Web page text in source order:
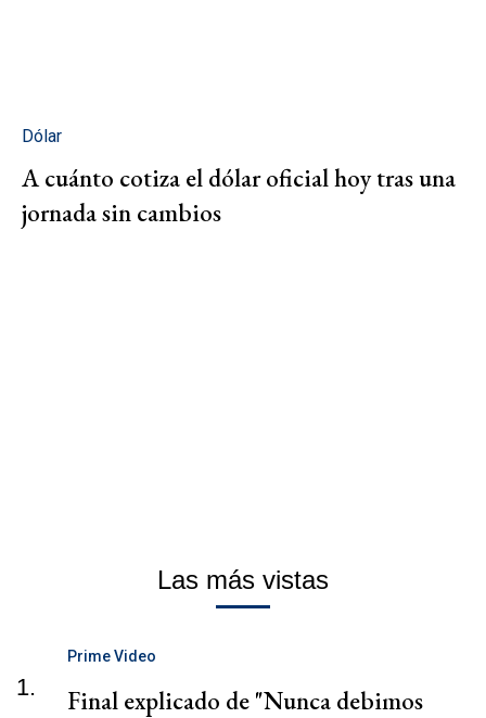
Dólar
A cuánto cotiza el dólar oficial hoy tras una
jornada sin cambios
Las más vistas
1.
Prime Video
Final explicado de "Nunca debimos